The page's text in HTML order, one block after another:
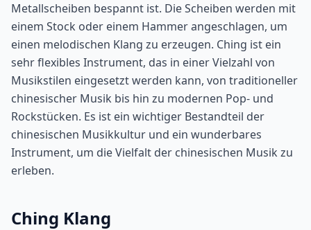
Metallscheiben bespannt ist. Die Scheiben werden mit
einem Stock oder einem Hammer angeschlagen, um
einen melodischen Klang zu erzeugen. Ching ist ein
sehr flexibles Instrument, das in einer Vielzahl von
Musikstilen eingesetzt werden kann, von traditioneller
chinesischer Musik bis hin zu modernen Pop- und
Rockstücken. Es ist ein wichtiger Bestandteil der
chinesischen Musikkultur und ein wunderbares
Instrument, um die Vielfalt der chinesischen Musik zu
erleben.
Ching Klang